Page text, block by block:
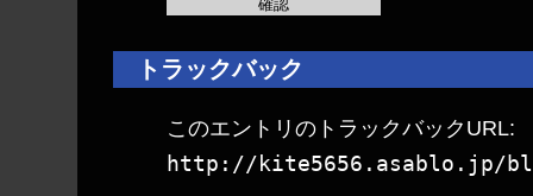
トラックバック
このエントリのトラックバックURL:
http://kite5656.asablo.jp/